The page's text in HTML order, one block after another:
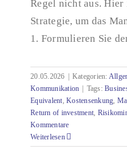
Regel nicht aus. Hier
Strategie, um das
1. Formulieren Sie
20.05.2026 Kategorien:
Kommunikation
Tags:
Equivalent,Kostensenkung,
Return of investment,
Kommentare
Weiterlesen